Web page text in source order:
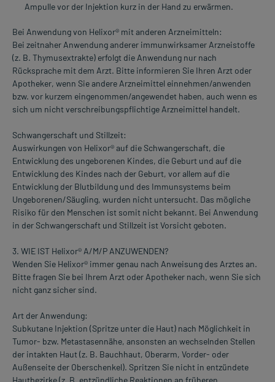
Ampulle vor der Injektion kurz in der Hand zu erwärmen.
Bei Anwendung von Helixor® mit anderen Arzneimitteln:
Bei zeitnaher Anwendung anderer immunwirksamer Arzneistoffe
(z. B. Thymusextrakte) erfolgt die Anwendung nur nach
Rücksprache mit dem Arzt. Bitte informieren Sie Ihren Arzt oder
Apotheker, wenn Sie andere Arzneimittel einnehmen/anwenden
bzw. vor kurzem eingenommen/angewendet haben, auch wenn es
sich um nicht verschreibungspflichtige Arzneimittel handelt.
Schwangerschaft und Stillzeit:
Auswirkungen von Helixor® auf die Schwangerschaft, die
Entwicklung des ungeborenen Kindes, die Geburt und auf die
Entwicklung des Kindes nach der Geburt, vor allem auf die
Entwicklung der Blutbildung und des Immunsystems beim
Ungeborenen/Säugling, wurden nicht untersucht. Das mögliche
Risiko für den Menschen ist somit nicht bekannt. Bei Anwendung
in der Schwangerschaft und Stillzeit ist Vorsicht geboten.
3. WIE IST Helixor® A/M/P ANZUWENDEN?
Wenden Sie Helixor® immer genau nach Anweisung des Arztes an.
Bitte fragen Sie bei Ihrem Arzt oder Apotheker nach, wenn Sie sich
nicht ganz sicher sind.
Art der Anwendung:
Subkutane Injektion (Spritze unter die Haut) nach Möglichkeit in
Tumor- bzw. Metastasennähe, ansonsten an wechselnden Stellen
der intakten Haut (z. B. Bauchhaut, Oberarm, Vorder- oder
Außenseite der Oberschenkel). Spritzen Sie nicht in entzündete
Hautbezirke (z. B. entzündliche Reaktionen an früheren